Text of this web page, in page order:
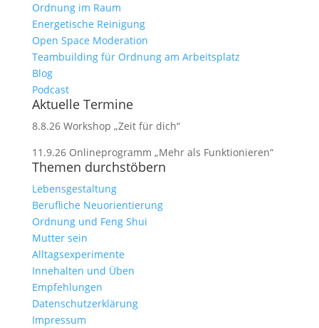
Ordnung im Raum
Energetische Reinigung
Open Space Moderation
Teambuilding für Ordnung am Arbeitsplatz
Blog
Podcast
Aktuelle Termine
8.8.26 Workshop „Zeit für dich“
11.9.26 Onlineprogramm „Mehr als Funktionieren“
Themen durchstöbern
Lebensgestaltung
Berufliche Neuorientierung
Ordnung und Feng Shui
Mutter sein
Alltagsexperimente
Innehalten und Üben
Empfehlungen
Datenschutzerklärung
Impressum